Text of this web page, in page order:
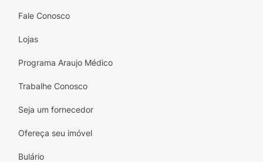
Fale Conosco
Lojas
Programa Araujo Médico
Trabalhe Conosco
Seja um fornecedor
Ofereça seu imóvel
Bulário